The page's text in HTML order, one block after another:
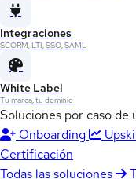
Integraciones
SCORM, LTI, SSO, SAML
White Label
Tu marca, tu dominio
Soluciones por caso de
Onboarding
Certificación
Todas las soluciones